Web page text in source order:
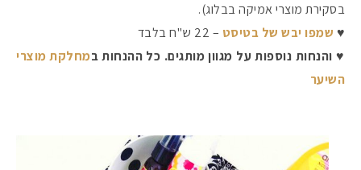
בסקירת מוצרי אמיקה בבלוג).
♥ שמפו יבש של בטיסט – 22 ש"ח בלבד
♥ והנחות נוספות על מגוון מותגים. כל ההנחות במחלקת מוצרי
השיער